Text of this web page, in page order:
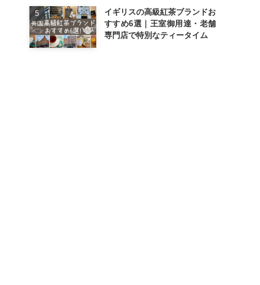
イギリスの高級紅茶ブランドお
すすめ6選｜王室御用達・老舗
専門店で特別なティータイム